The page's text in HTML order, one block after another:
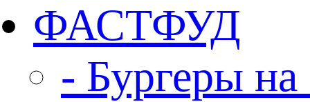
ФАСТФУД
- Бургеры